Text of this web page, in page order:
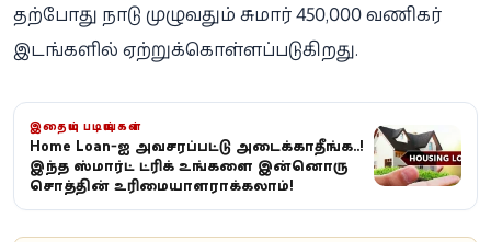
தற்போது நாடு முழுவதும் சுமார் 450,000 வணிகர்
இடங்களில் ஏற்றுக்கொள்ளப்படுகிறது.
இதையும் படியுங்கள்
Home Loan-ஐ அவசரப்பட்டு அடைக்காதீங்க..!
இந்த ஸ்மார்ட் ட்ரிக் உங்களை இன்னொரு
சொத்தின் உரிமையாளராக்கலாம்!